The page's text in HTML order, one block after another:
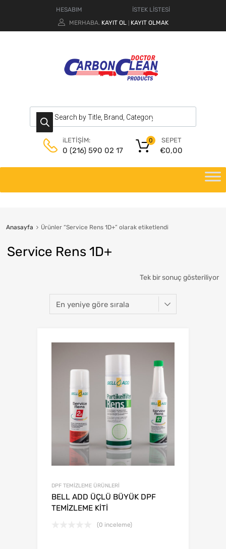
HESABIM
İSTEK LİSTESİ
MERHABA. KAYIT OL KAYIT OLMAK
iLETİŞİM:
0 (216) 590 02 17
SEPET
€0,00
0
Anasayfa Ürünler “Service Rens 1D+” olarak etiketlendi
Service Rens 1D+
Tek bir sonuç gösteriliyor
DPF TEMİZLEME ÜRÜNLERİ
BELL ADD ÜÇLÜ BÜYÜK DPF
TEMİZLEME KİTİ
(0 inceleme)